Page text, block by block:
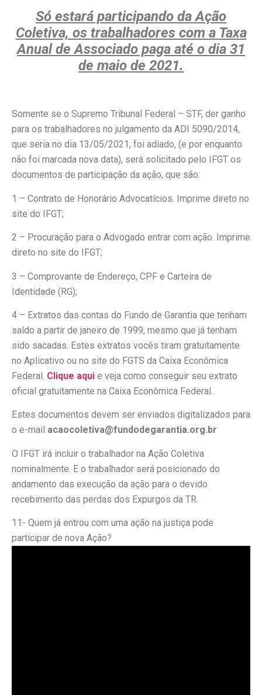
Só estará participando da Ação
Coletiva, os trabalhadores com a Taxa
Anual de Associado paga até o dia 31
de maio de 2021.
Somente se o Supremo Tribunal Federal – STF, der ganho
para os trabalhadores no julgamento da ADI 5090/2014,
que seria no dia 13/05/2021, foi adiado, (e por enquanto
não foi marcada nova data), será solicitado pelo IFGT os
documentos de participação da ação, que são:
1 – Contrato de Honorário Advocatícios. Imprime direto no
site do IFGT;
2 – Procuração para o Advogado entrar com ação. Imprime
direto no site do IFGT;
3 – Comprovante de Endereço, CPF e Carteira de
Identidade (RG);
4 – Extratos das contas do Fundo de Garantia que tenham
saldo a partir de janeiro de 1999, mesmo que já tenham
sido sacadas. Estes extratos vocês tiram gratuitamente
no Aplicativo ou no site do FGTS da Caixa Econômica
Federal. Clique aqui e veja como conseguir seu extrato
oficial gratuitamente na Caixa Econômica Federal.
Estes documentos devem ser enviados digitalizados para
o e-mail acaocoletiva@fundodegarantia.org.br
O IFGT irá incluir o trabalhador na Ação Coletiva
nominalmente. E o trabalhador será posicionado do
andamento das execução da ação para o devido
recebimento das perdas dos Expurgos da TR.
11- Quem já entrou com uma ação na justiça pode
participar de nova Ação?